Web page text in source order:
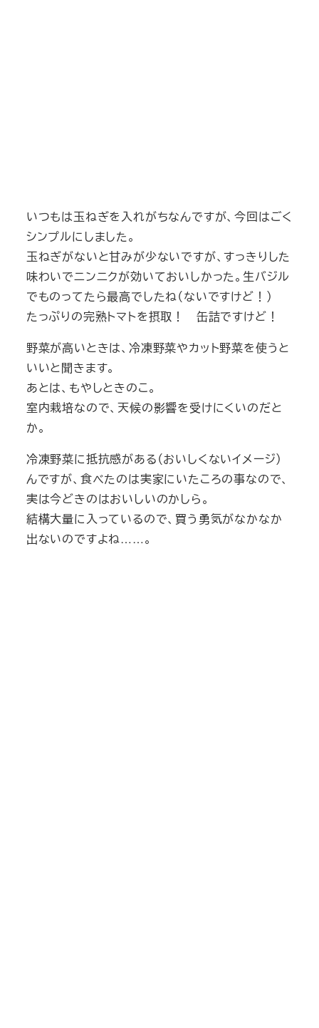
いつもは玉ねぎを入れがちなんですが、今回はごく
シンプルにしました。
玉ねぎがないと甘みが少ないですが、すっきりした
味わいでニンニクが効いておいしかった。生バジル
でものってたら最高でしたね（ないですけど！）
たっぷりの完熟トマトを摂取！ 缶詰ですけど！
野菜が高いときは、冷凍野菜やカット野菜を使うと
いいと聞きます。
あとは、もやしときのこ。
室内栽培なので、天候の影響を受けにくいのだと
か。
冷凍野菜に抵抗感がある（おいしくないイメージ）
んですが、食べたのは実家にいたころの事なので、
実は今どきのはおいしいのかしら。
結構大量に入っているので、買う勇気がなかなか
出ないのですよね……。